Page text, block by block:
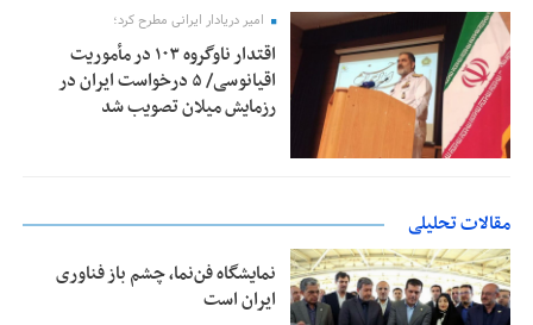
امیر دریادار ایرانی مطرح کرد؛
اقتدار ناوگروه ۱۰۳ در مأموریت‌
اقیانوسی/ ۵ درخواست ایران در
رزمایش میلان تصویب شد
مقالات تحلیلی
نمایشگاه فن‌نما، چشم باز فناوری
ایران است